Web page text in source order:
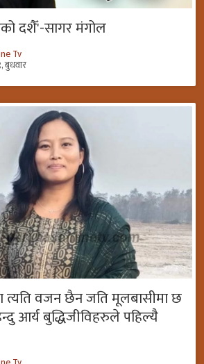
दशैँ'-सागर मंगोल
Tv
त्यति वजन छैन जति मूलबासीमा छ
आर्य बुद्धिजीविहरुले पहिल्यै